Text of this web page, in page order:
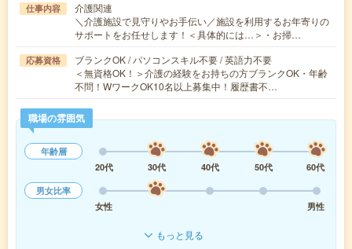
仕事内容
介護関連
＼介護施設で見守りやお手伝い／施設を利用するお年寄りの
サポートをお任せします！＜具体的には…＞・お掃…
応募資格
ブランクOK / パソコンスキル不要 / 英語力不要
＜無資格OK！＞介護の経験をお持ちの方ブランクOK・年齢
不問！WワークOK10名以上募集中！履歴書不…
職場の雰囲気
年齢層
20代
30代 40代 50代
60代
男女比率
女性
男性
もっと見る